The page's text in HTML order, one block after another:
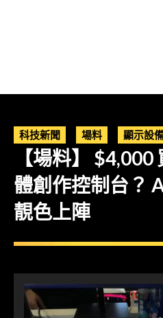
科技新聞 場料 顯示設
【場料】
體創作控制台？
靚色上陣